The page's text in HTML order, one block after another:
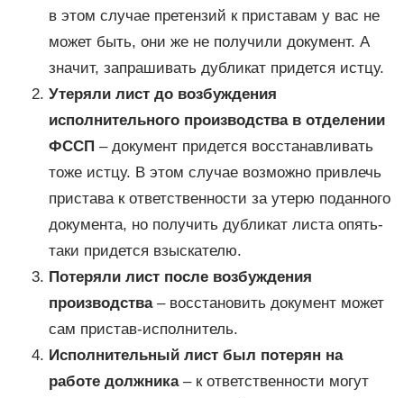
в этом случае претензий к приставам у вас не
может быть, они же не получили документ. А
значит, запрашивать дубликат придется истцу.
Утеряли лист до возбуждения
исполнительного производства в отделении
ФССП – документ придется восстанавливать
тоже истцу. В этом случае возможно привлечь
пристава к ответственности за утерю поданного
документа, но получить дубликат листа опять-
таки придется взыскателю.
Потеряли лист после возбуждения
производства– восстановить документ может
сам пристав-исполнитель.
Исполнительный лист был потерян на
работе должника– к ответственности могут